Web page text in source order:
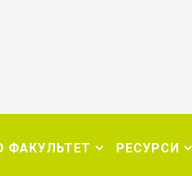
ФАКУЛЬТЕТ РЕСУРСИ